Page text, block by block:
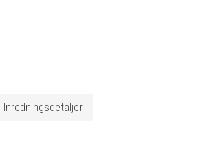
Inredningsdetaljer